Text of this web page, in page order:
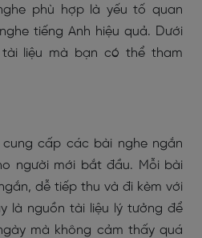
phù hợp là yếu tố quan
tiếng Anh hiệu quả. Dưới
liệu mà bạn có thể tham
cấp các bài nghe ngắn
người mới bắt đầu. Mỗi bài
dễ tiếp thu và đi kèm với
là nguồn tài liệu lý tưởng để
mà không cảm thấy quá